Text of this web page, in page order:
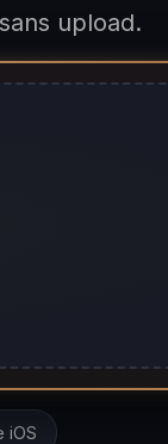
upload.
iOS